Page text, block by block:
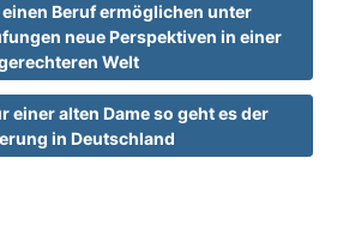
Beruf ermöglichen unter
neue Perspektiven in einer
Welt
einer alten Dame so geht es der
in Deutschland